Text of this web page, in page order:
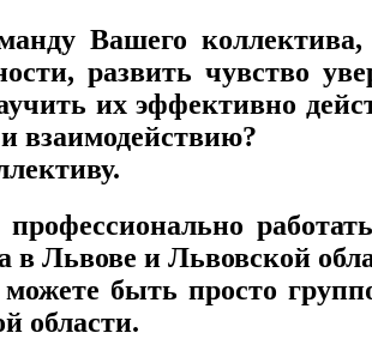
Вашего
развить чувство
их эффективно
взаимодействию?
Львове и Львовской
быть просто
области.